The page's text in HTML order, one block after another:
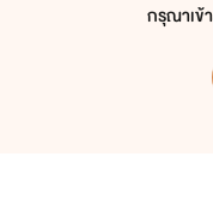
กรุณาเข้